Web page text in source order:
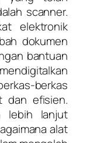
scanner.
elektronik
dokumen
bantuan
berkas
dan efisien.
lebih lanjut
alat